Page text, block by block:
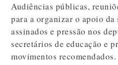
Audiências públicas,
para a organizar o apoio da
assinados e pressão nos
secretários de educação e
movimentos recomendados.